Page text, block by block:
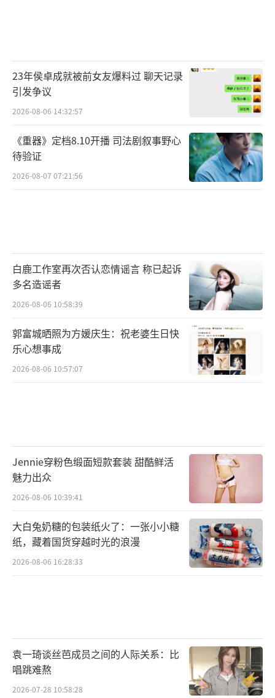
23年侯卓成就被前女友爆料过 聊天记录
引发争议
2026-08-06 14:32:57
《重器》定档8.10开播 司法剧叙事野心
待验证
2026-08-07 07:21:56
白鹿工作室再次否认恋情谣言 称已起诉
多名造谣者
2026-08-06 10:58:39
郭富城晒照为方媛庆生：祝老婆生日快
乐心想事成
2026-08-06 10:57:07
Jennie穿粉色缎面短款套装 甜酷鲜活
魅力出众
2026-08-06 10:39:41
大白兔奶糖的包装纸火了：一张小小糖
纸，藏着国货穿越时光的浪漫
2026-08-06 16:28:33
袁一琦谈丝芭成员之间的人际关系：比
唱跳难熬
2026-07-28 10:58:28